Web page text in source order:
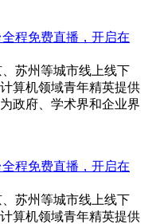
程免费直播，开启在
苏州等城市线上线下
算机领域青年精英提供
政府、学术界和企业界
程免费直播，开启在
苏州等城市线上线下
算机领域青年精英提供